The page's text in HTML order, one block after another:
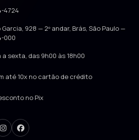
4724
Garcia, 928 — 2º andar, Brás, São Paulo —
000
a sexta, das 9h00 às 18h00
até 10x no cartão de crédito
no Pix